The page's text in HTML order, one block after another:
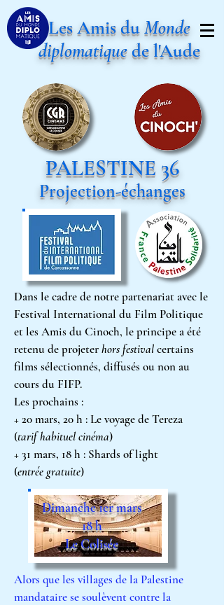
Les Amis duMonde
diplomatiquede l'Aude
PALESTINE 36
Projection-échanges
Dans le cadre de notre partenariat avec le
Festival International du Film Politique
et les Amis du Cinoch, le principe a été
retenu de projeterhors festivalcertains
films sélectionnés, diffusés ou non au
cours du FIFP.
Les prochains :
+ 20 mars, 20 h : Le voyage deTereza
(tarif habituel cinéma)
+ 31 mars, 18 h : Shards of light
(entréegratuite)
Dimanche 1er mars
18 h
Le Colisée
Alors que les villages de la Palestine
mandataire se soulèvent contre la